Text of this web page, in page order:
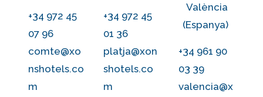
+34 972 45
07 96
comte@xo
nshotels.co
m
+34 972 45
01 36
platja@xon
shotels.co
m
València
(Espanya)
+34 961 90
03 39
valencia@x